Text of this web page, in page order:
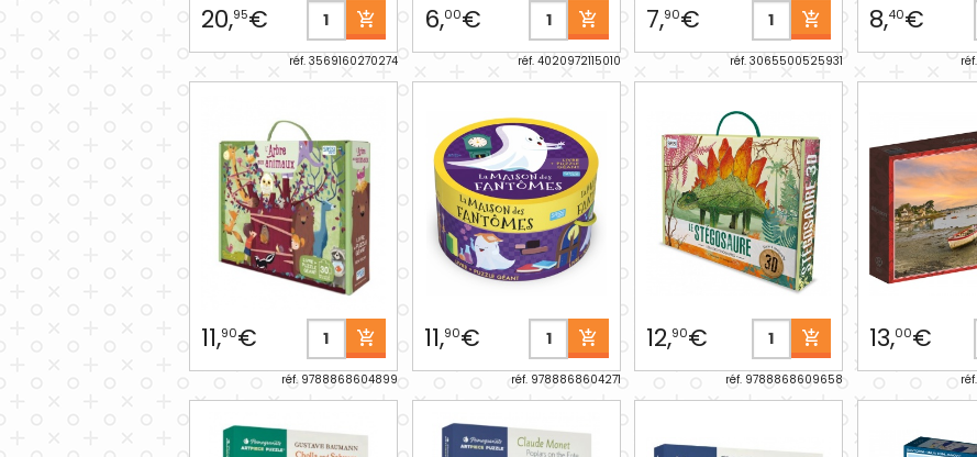
20,95€
réf. 3569160270274
6,00€
réf. 4020972115010
7,90€
réf. 3065500525931
8,40€
11,90€
réf. 9788868604899
11,90€
réf. 9788868604271
12,90€
réf. 9788868609658
13,00€